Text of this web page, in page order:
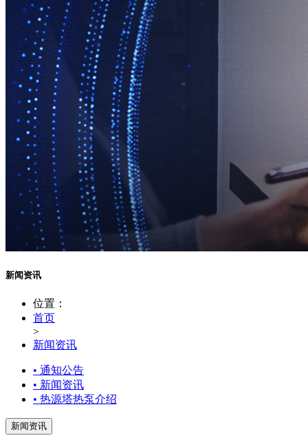
新闻资讯
位置：
首页
>
新闻资讯
• 通知公告
• 新闻资讯
• 热源塔热泵介绍
新闻资讯